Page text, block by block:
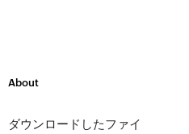
About
ダウンロードしたファイ